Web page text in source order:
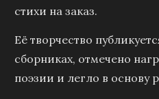
стихи на заказ.
Её творчество
сборниках, отмечено
поэзии и легло в основу